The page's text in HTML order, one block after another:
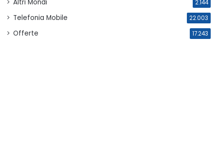
Altri Mondi 2.144
Telefonia Mobile 22.003
Offerte 17.243